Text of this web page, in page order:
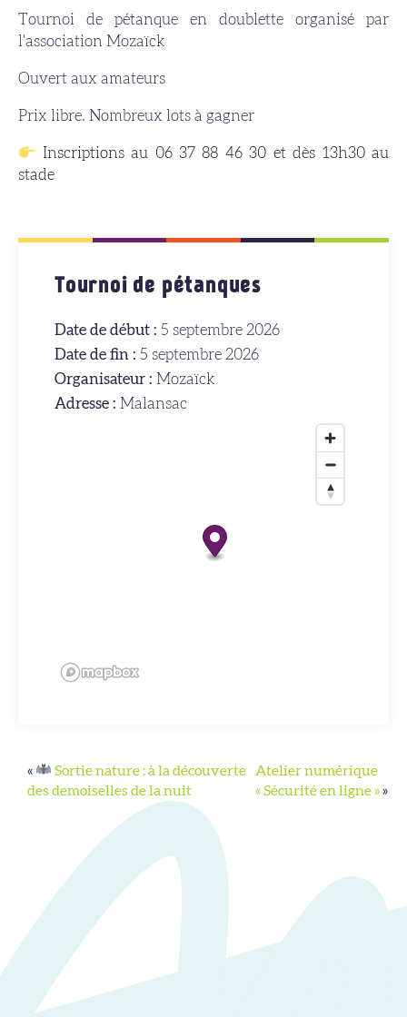
Tournoi de pétanque en doublette organisé par
l'association Mozaïck
Ouvert aux amateurs
Prix libre. Nombreux lots à gagner
Inscriptions au 06 37 88 46 30 et dès 13h30 au
stade
Tournoi de pétanques
Date de début : 5 septembre 2026
Date de fin : 5 septembre 2026
Organisateur : Mozaïck
Adresse : Malansac
«
Sortie nature : à la découverte
des demoiselles de la nuit
Atelier numérique
« Sécurité en ligne »»